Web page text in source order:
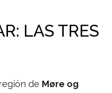
LAS TRES
de Møre og